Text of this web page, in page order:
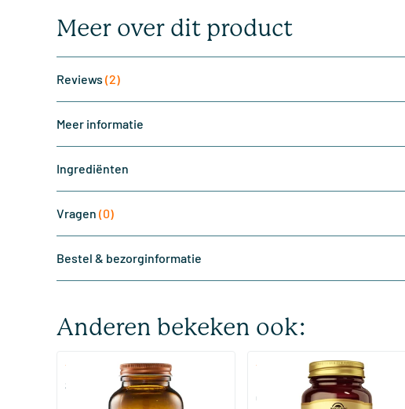
Meer over dit product
Reviews (2)
Meer informatie
Ingrediënten
Vragen (0)
Bestel & bezorginformatie
Anderen bekeken ook:
(510)
Super Magnesium
(287)
Magnesium Citrate (Magnesium
Citraat)